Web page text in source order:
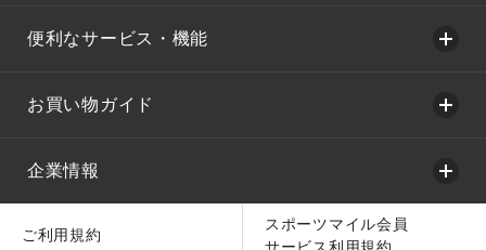
便利なサービス・機能
お買い物ガイド
企業情報
ご利用規約
スポーツマイル会員
サービス利用規約